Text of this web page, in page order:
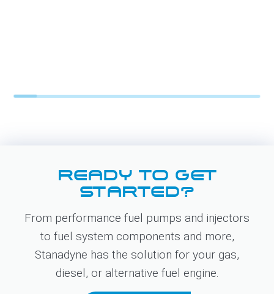
READY TO GET
STARTED?
From performance fuel pumps and injectors
to fuel system components and more,
Stanadyne has the solution for your gas,
diesel, or alternative fuel engine.